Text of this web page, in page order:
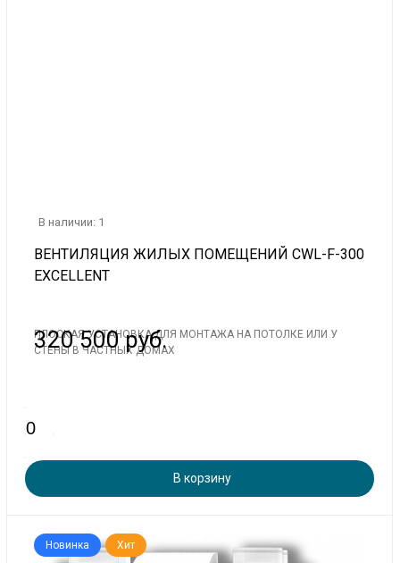
В наличии: 1
ВЕНТИЛЯЦИЯ ЖИЛЫХ ПОМЕЩЕНИЙ CWL-F-300
EXCELLENT
ПЛОСКАЯ УСТАНОВКА ДЛЯ МОНТАЖА НА ПОТОЛКЕ ИЛИ У
СТЕНЫ В ЧАСТНЫХ ДОМАХ
320 500 руб.
В корзину
Новинка Хит